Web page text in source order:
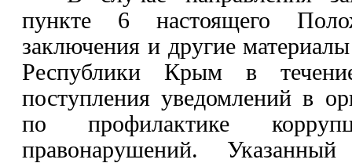
пункте 6 настоящего
заключения и другие
Республики Крым в
поступления уведомлений в
по профилактике
правонарушений.